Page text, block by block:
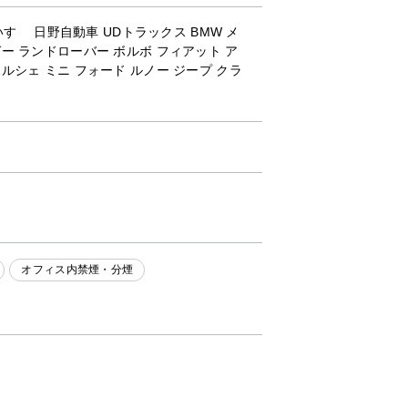
ゞ 日野自動車 UDトラックス BMW メ
ランドローバー ボルボ フィアット ア
シェ ミニ フォード ルノー ジープ クラ
オフィス内禁煙・分煙